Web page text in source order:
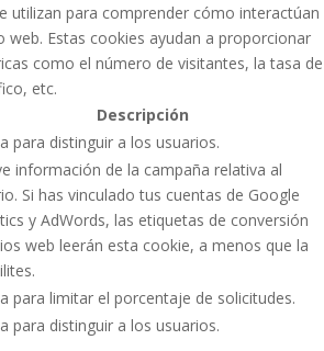
utilizan para comprender cómo interactúan
web. Estas cookies ayudan a proporcionar
como el número de visitantes, la tasa de
etc.
Descripción
para distinguir a los usuarios.
información de la campaña relativa al
Si has vinculado tus cuentas de Google
y AdWords, las etiquetas de conversión
web leerán esta cookie, a menos que la
para limitar el porcentaje de solicitudes.
para distinguir a los usuarios.